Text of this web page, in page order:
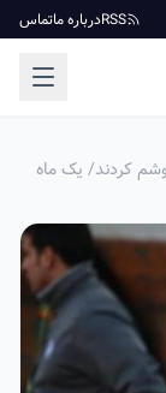
RSSدرباره ماتماس
کردند/ یک ماه